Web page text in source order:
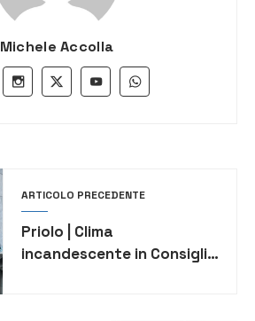
Michele Accolla
ARTICOLO PRECEDENTE
Priolo | Clima
incandescente in Consiglio